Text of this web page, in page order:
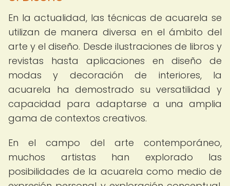
En la actualidad, las técnicas de acuarela se
utilizan de manera diversa en el ámbito del
arte y el diseño. Desde ilustraciones de libros y
revistas hasta aplicaciones en diseño de
modas y decoración de interiores, la
acuarela ha demostrado su versatilidad y
capacidad para adaptarse a una amplia
gama de contextos creativos.
En el campo del arte contemporáneo,
muchos artistas han explorado las
posibilidades de la acuarela como medio de